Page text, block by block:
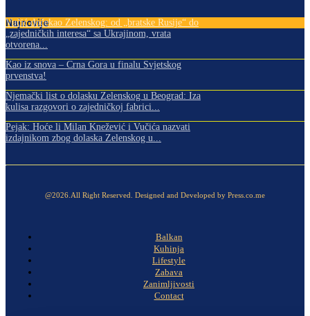
Najnovije
Vučić dočekao Zelenskog: od „bratske Rusije“ do
„zajedničkih interesa“ sa Ukrajinom, vrata
otvorena...
Kao iz snova – Crna Gora u finalu Svjetskog
prvenstva!
Njemački list o dolasku Zelenskog u Beograd: Iza
kulisa razgovori o zajedničkoj fabrici...
Pejak: Hoće li Milan Knežević i Vučića nazvati
izdajnikom zbog dolaska Zelenskog u...
@2026.All Right Reserved. Designed and Developed by Press.co.me
Balkan
Kuhinja
Lifestyle
Zabava
Zanimljivosti
Contact